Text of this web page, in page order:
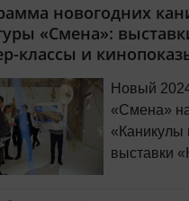
новогодних
«Смена»:
классы и
Новый
«Смена»
«Каникулы
выставки
извини» и